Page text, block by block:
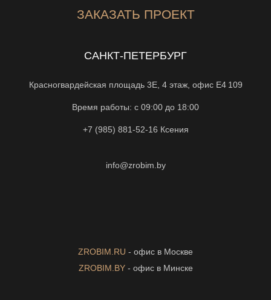
ЗАКАЗАТЬ ПРОЕКТ
САНКТ-ПЕТЕРБУРГ
Красногвардейская площадь 3Е, 4 этаж, офис Е4 109
Время работы: с 09:00 до 18:00
+7 (985) 881-52-16 Ксения
info@zrobim.by
ZROBIM.RU - офис в Москве
ZROBIM.BY- офис в Минске